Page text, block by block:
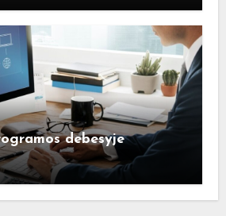
debesyje